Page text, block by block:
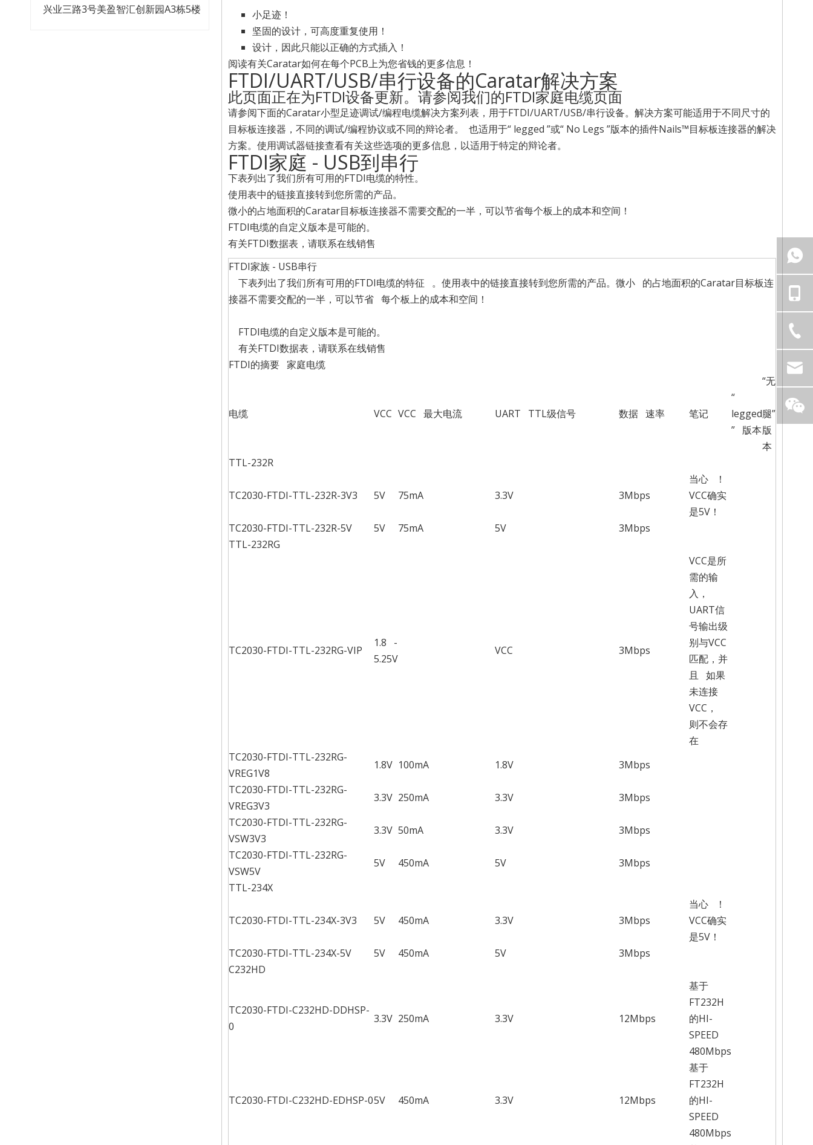
兴业三路3号美盈智汇创新园A3栋5楼
小足迹！
坚固的设计，可高度重复使用！
设计，因此只能以正确的方式插入！
阅读有关Caratar如何在每个PCB上为您省钱的更多信息！
FTDI/UART/USB/串行设备的Caratar解决方案
此页面正在为FTDI设备更新。请参阅我们的FTDI家庭电缆页面
请参阅下面的Caratar小型足迹调试/编程电缆解决方案列表，用于FTDI/UART/USB/串行设备。解决方案可能适用于不同尺寸的
目标板连接器，不同的调试/编程协议或不同的辩论者。 也适用于“ legged ”或“ No Legs ”版本的插件Nails™目标板连接器的解决
方案。使用调试器链接查看有关这些选项的更多信息，以适用于特定的辩论者。
FTDI家庭 - USB到串行
下表列出了我们所有可用的FTDI电缆的特性。
使用表中的链接直接转到您所需的产品。
微小的占地面积的Caratar目标板连接器不需要交配的一半，可以节省每个板上的成本和空间！
FTDI电缆的自定义版本是可能的。
有关FTDI数据表，请联系在线销售
FTDI家族 - USB串行
下表列出了我们所有可用的FTDI电缆的特征 。使用表中的链接直接转到您所需的产品。微小 的占地面积的Caratar目标板连
接器不需要交配的一半，可以节省 每个板上的成本和空间！
FTDI电缆的自定义版本是可能的。
有关FTDI数据表，请联系在线销售
FTDI的摘要 家庭电缆
电缆 VCC VCC 最大电流 UART TTL级信号 数据 速率 笔记
“
legged
” 版本
“无
腿”
版
本
TTL-232R
TC2030-FTDI-TTL-232R-3V3 5V 75mA 3.3V 3Mbps
当心 ！
VCC确实
是5V！
TC2030-FTDI-TTL-232R-5V
5V 75mA 5V
3Mbps
TTL-232RG
TC2030-FTDI-TTL-232RG-VIP
1.8 -
5.25V
VCC 3Mbps
VCC是所
需的输
入，
UART信
号输出级
别与VCC
匹配，并
且 如果
未连接
VCC，
则不会存
在
TC2030-FTDI-TTL-232RG-
VREG1V8
1.8V 100mA 1.8V
3Mbps
TC2030-FTDI-TTL-232RG-
VREG3V3
3.3V 250mA 3.3V
3Mbps
TC2030-FTDI-TTL-232RG-
VSW3V3
3.3V 50mA 3.3V
3Mbps
TC2030-FTDI-TTL-232RG-
VSW5V
5V 450mA 5V
3Mbps
TTL-234X
TC2030-FTDI-TTL-234X-3V3 5V 450mA 3.3V 3Mbps
当心 ！
VCC确实
是5V！
TC2030-FTDI-TTL-234X-5V
5V 450mA 5V
3Mbps
C232HD
TC2030-FTDI-C232HD-DDHSP-
0
3.3V 250mA 3.3V 12Mbps
基于
FT232H
的HI-
SPEED
480Mbps
TC2030-FTDI-C232HD-EDHSP-05V 450mA 3.3V 12Mbps
基于
FT232H
的HI-
SPEED
480Mbps